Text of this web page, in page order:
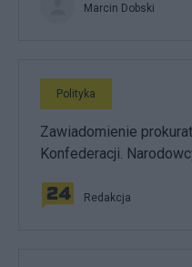
Marcin Dobski
Polityka
Zawiadomienie
Konfederacji.
Redakcja